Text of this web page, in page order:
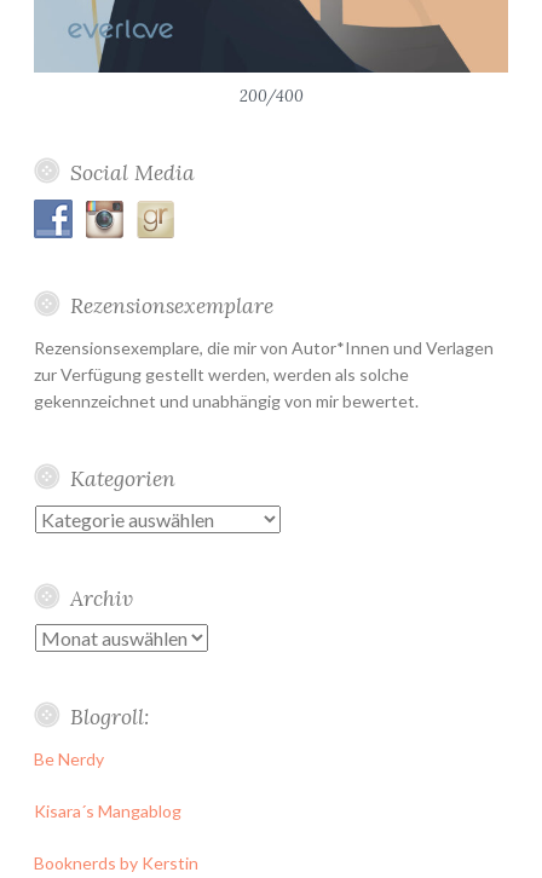
200/400
Social Media
Rezensionsexemplare
Rezensionsexemplare, die mir von Autor*Innen und Verlagen
zur Verfügung gestellt werden, werden als solche
gekennzeichnet und unabhängig von mir bewertet.
Kategorien
Kategorien
Archiv
Archiv
Blogroll:
Be Nerdy
Kisara´s Mangablog
Booknerds by Kerstin